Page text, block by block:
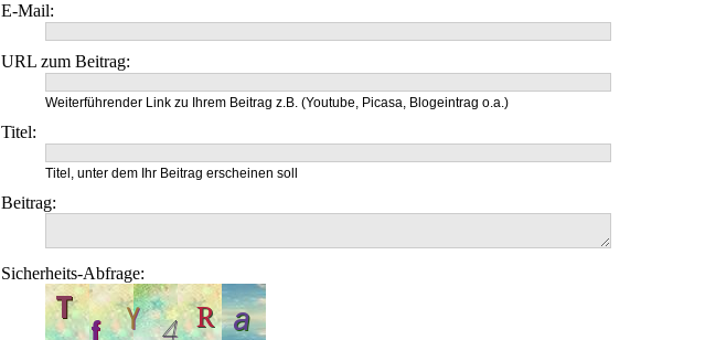
E-Mail:
URL zum Beitrag:
Weiterführender Link zu Ihrem Beitrag z.B. (Youtube, Picasa, Blogeintrag o.a.)
Titel:
Titel, unter dem Ihr Beitrag erscheinen soll
Beitrag:
Sicherheits-Abfrage: